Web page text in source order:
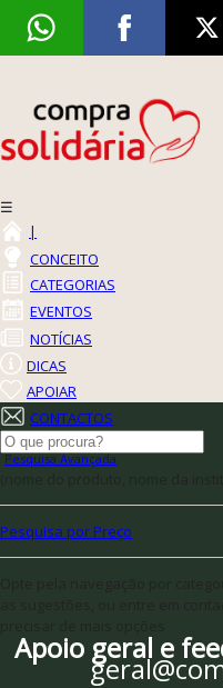
☰
|
CONCEITO
CATEGORIAS
EVENTOS
NOTÍCIAS
DICAS
APOIAR
CONTACTOS
Pesquisa Avançada
Pesquisa por Preço
Apoio geral e